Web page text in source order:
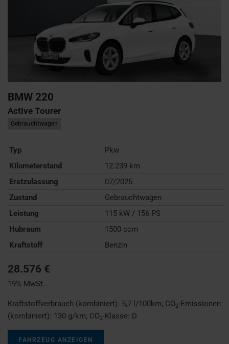
BMW 220
Active Tourer
Gebrauchtwagen
Typ
Pkw
Kilometerstand
12.239 km
Erstzulassung
07/2025
Zustand
Gebrauchtwagen
Leistung
115 kW / 156 PS
Hubraum
1500 ccm
Kraftstoff
Benzin
28.576 €
19% MwSt.
Kraftstoffverbrauch (kombiniert): 5,7 l/100km; CO2-Emissionen
(kombiniert): 130 g/km; CO2-Klasse: D
FAHRZEUG ANZEIGEN